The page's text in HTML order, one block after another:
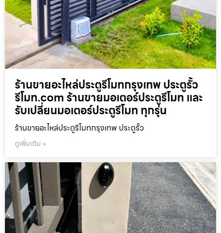
ร้านขายอะไหล่ประตูรีโมทกรุงเทพ ประตูรั้ว
รีโมท.com ร้านขายมอเตอร์ประตูรีโมท และ
รับเปลี่ยนมอเตอร์ประตูรีโมท ทุกรุ่น
ร้านขายอะไหล่ประตูรีโมทกรุงเทพ ประตูรั้ว
ดูเพิ่มเติม »